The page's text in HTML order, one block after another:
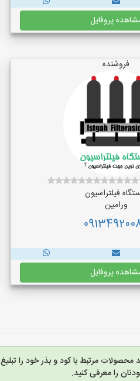
پروفایل
فروشنده
فیلتراسیون
ورامین
پروفایل
محصولات مرتبط با کود و بذر خود را
را معرفی کنید.